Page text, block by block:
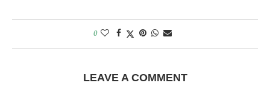
0
LEAVE A COMMENT